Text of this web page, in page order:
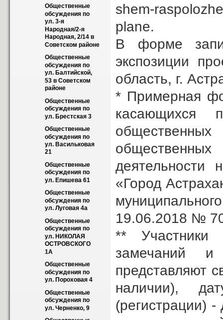
Общественные
обсуждения по
ул. 3-я
Народная/2-я
Народная, 2/14 в
Советском районе
Общественные
обсуждения по
ул. Балтийской,
53 в Советском
районе
Общественные
обсуждения по
ул. Брестская 3
Общественные
обсуждения по
ул. Васильковая
21
Общественные
обсуждения по
ул. Епишева 61
Общественные
обсуждения по
ул. Луговая 4а
Общественные
обсуждения по
ул. НИКОЛАЯ
ОСТРОВСКОГО
1А
Общественные
обсуждения по
ул. Пороховая 4
Общественные
обсуждения по
ул. Черненко, 9
shem-
plane.
В форме
экспозиции
область, г.
* Примерная
касающихся
общественных
деятельности
«Город
19.06.2018 №
** Участники
замечаний
представляют
наличии),
(регистрации)